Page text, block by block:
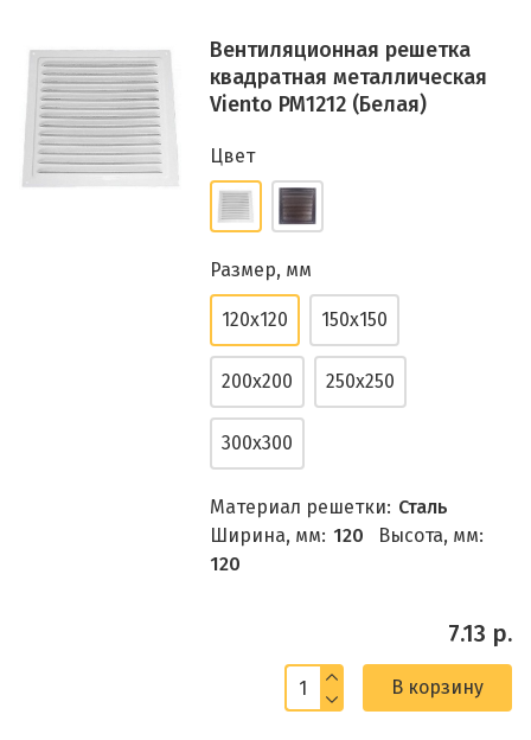
Вентиляционная решетка
квадратная металлическая
Viento РМ1212 (Белая)
Цвет
Размер, мм
120х120 150х150
200х200 250х250
300х300
Материал решетки: Сталь
Ширина, мм: 120
Высота, мм:
120
7.13 р.
В корзину